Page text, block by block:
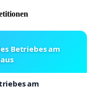
Betriebes am
am